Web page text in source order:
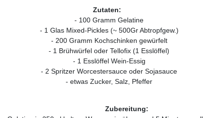
Zutaten:
- 100 Gramm Gelatine
- 1 Glas Mixed-Pickles (~ 500Gr Abtropfgew.)
- 200 Gramm Kochschinken gewürfelt
- 1 Brühwürfel oder Tellofix (1 Esslöffel)
- 1 Esslöffel Wein-Essig
- 2 Spritzer Worcestersauce oder Sojasauce
- etwas Zucker, Salz, Pfeffer
Zubereitung: